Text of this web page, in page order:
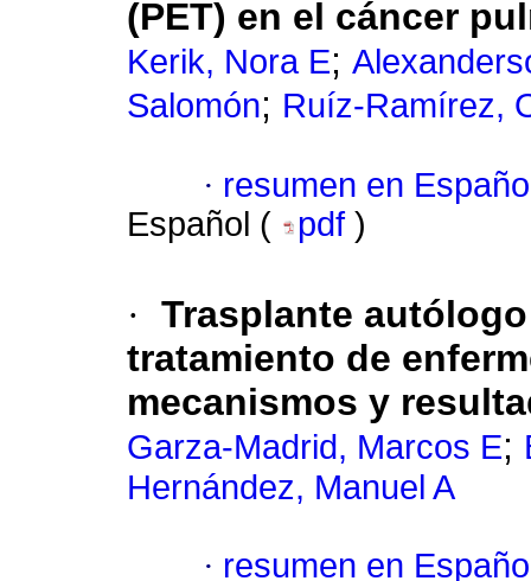
(PET) en el cáncer
Kerik, Nora E;
Salomón; Ruíz-Ramírez,
· resumen en
Español (
pdf )
· Trasplante
tratamiento de
mecanismos y
Garza-Madrid, Marcos E;
Hernández, Manuel A
· resumen en